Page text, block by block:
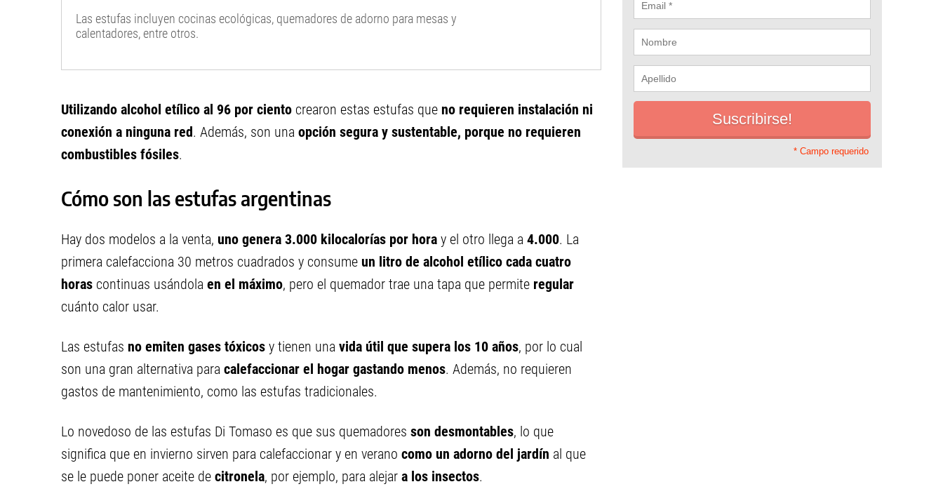
Las estufas incluyen cocinas ecológicas, quemadores de adorno para mesas y
calentadores, entre otros.
Utilizando alcohol etílico al 96 por ciento crearon estas estufas que no requieren instalación ni
conexión a ninguna red. Además, son una opción segura y sustentable, porque no requieren
combustibles fósiles.
Cómo son las estufas argentinas
Hay dos modelos a la venta, uno genera 3.000 kilocalorías por hora y el otro llega a 4.000. La
primera calefacciona 30 metros cuadrados y consume un litro de alcohol etílico cada cuatro
horas continuas usándola en el máximo, pero el quemador trae una tapa que permite regular
cuánto calor usar.
Las estufas no emiten gases tóxicos y tienen una vida útil que supera los 10 años, por lo cual
son una gran alternativa para calefaccionar el hogar gastando menos. Además, no requieren
gastos de mantenimiento, como las estufas tradicionales.
Lo novedoso de las estufas Di Tomaso es que sus quemadores son desmontables, lo que
significa que en invierno sirven para calefaccionar y en verano como un adorno del jardín al que
se le puede poner aceite de citronela, por ejemplo, para alejar a los insectos.
* Campo requerido